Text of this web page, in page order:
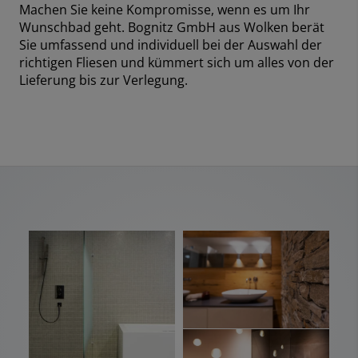
Machen Sie keine Kompromisse, wenn es um Ihr
Wunschbad geht. Bognitz GmbH aus Wolken berät
Sie umfassend und individuell bei der Auswahl der
richtigen Fliesen und kümmert sich um alles von der
Lieferung bis zur Verlegung.